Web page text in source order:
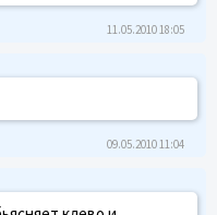
11.05.2010 18:05
09.05.2010 11:04